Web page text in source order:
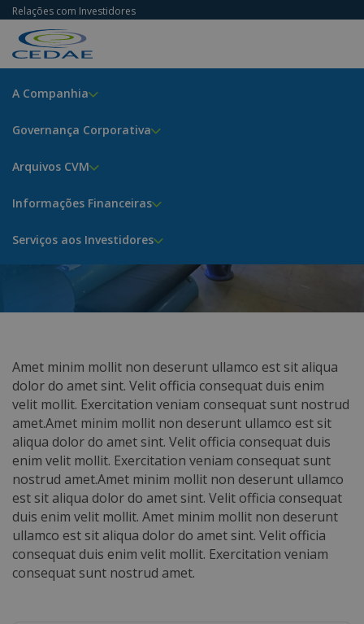
Relações com Investidores
A Companhia
Governança Corporativa
Arquivos CVM
Informações Financeiras
Serviços aos Investidores
Rating
Home Informações Financeiras
Amet minim mollit non deserunt ullamco est sit aliqua
dolor do amet sint. Velit officia consequat duis enim
velit mollit. Exercitation veniam consequat sunt nostrud
amet.Amet minim mollit non deserunt ullamco est sit
aliqua dolor do amet sint. Velit officia consequat duis
enim velit mollit. Exercitation veniam consequat sunt
nostrud amet.Amet minim mollit non deserunt ullamco
est sit aliqua dolor do amet sint. Velit officia consequat
duis enim velit mollit. Amet minim mollit non deserunt
ullamco est sit aliqua dolor do amet sint. Velit officia
consequat duis enim velit mollit. Exercitation veniam
consequat sunt nostrud amet.